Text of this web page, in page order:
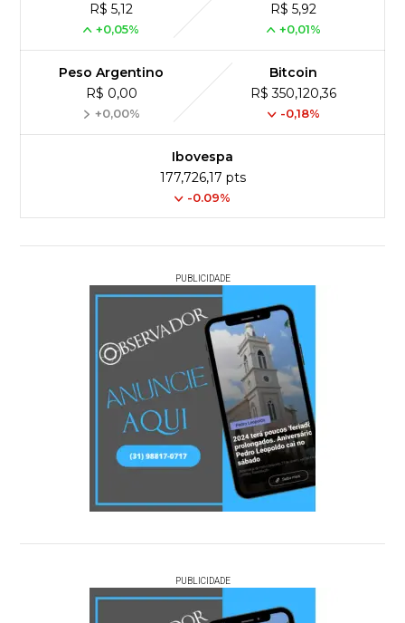
R$ 5,12
+0,05%
R$ 5,92
+0,01%
Peso Argentino
R$ 0,00
+0,00%
Bitcoin
R$ 350,120,36
-0,18%
Ibovespa
177,726,17 pts
-0.09%
PUBLICIDADE
PUBLICIDADE